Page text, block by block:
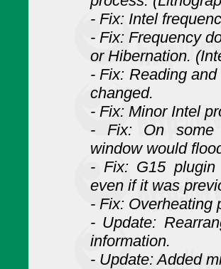
- Fix: Intel
- Fix: Frequency
or Hibernation.
- Fix: Reading
changed.
- Fix: Minor Intel
- Fix: On some
window would
- Fix: G15 plugin
even if it was
- Fix: Overheating
- Update:
information.
- Update: Added